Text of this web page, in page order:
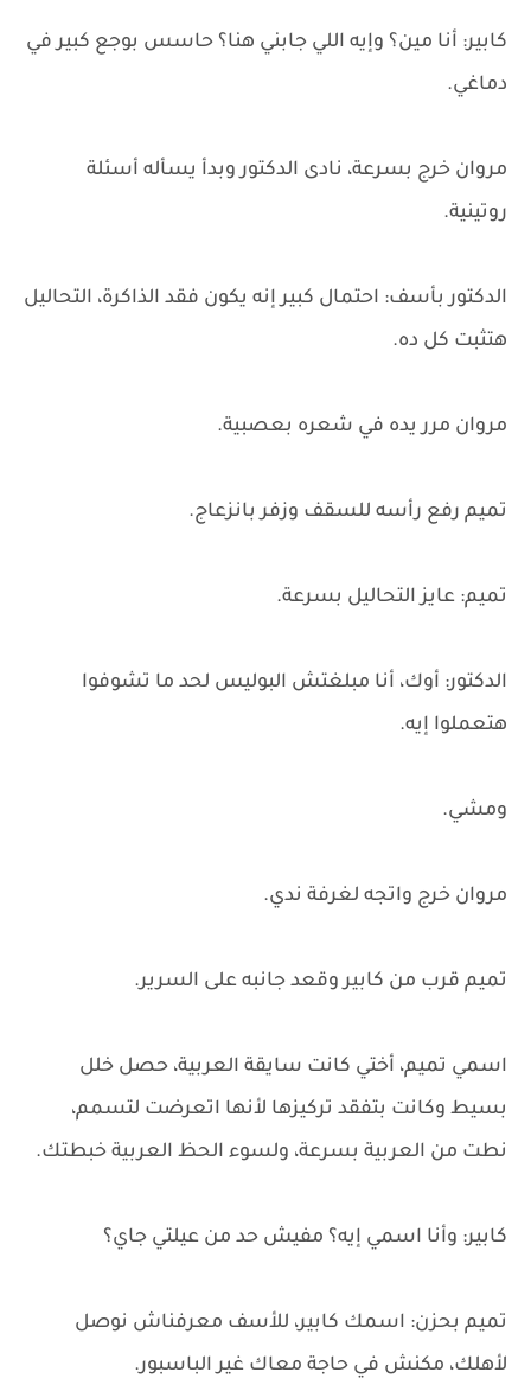
كابير: أنا مين؟ وإيه اللي جابني هنا؟ حاسس بوجع كبير في
دماغي.
مروان خرج بسرعة، نادى الدكتور وبدأ يسأله أسئلة
روتينية.
الدكتور بأسف: احتمال كبير إنه يكون فقد الذاكرة، التحاليل
هتثبت كل ده.
مروان مرر يده في شعره بعصبية.
تميم رفع رأسه للسقف وزفر بانزعاج.
تميم: عايز التحاليل بسرعة.
الدكتور: أوك، أنا مبلغتش البوليس لحد ما تشوفوا
هتعملوا إيه.
ومشي.
مروان خرج واتجه لغرفة ندي.
تميم قرب من كابير وقعد جانبه على السرير.
اسمي تميم، أختي كانت سايقة العربية، حصل خلل
بسيط وكانت بتفقد تركيزها لأنها اتعرضت لتسمم،
نطت من العربية بسرعة، ولسوء الحظ العربية خبطتك.
كابير: وأنا اسمي إيه؟ مفيش حد من عيلتي جاي؟
تميم بحزن: اسمك كابير، للأسف معرفناش نوصل
لأهلك، مكنش في حاجة معاك غير الباسبور.